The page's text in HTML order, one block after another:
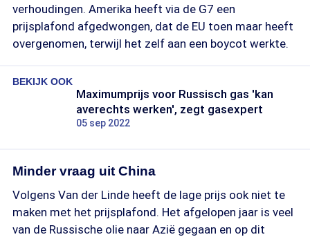
verhoudingen. Amerika heeft via de G7 een
prijsplafond afgedwongen, dat de EU toen maar heeft
overgenomen, terwijl het zelf aan een boycot werkte.
BEKIJK OOK
Maximumprijs voor Russisch gas 'kan
averechts werken', zegt gasexpert
05 sep 2022
Minder vraag uit China
Volgens Van der Linde heeft de lage prijs ook niet te
maken met het prijsplafond. Het afgelopen jaar is veel
van de Russische olie naar Azië gegaan en op dit